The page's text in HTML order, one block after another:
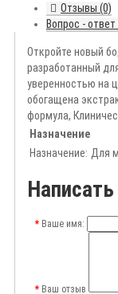
Отзывы (0)
Вопрос - ответ
Откройте новый
разработанный
уверенностью на
обогащена
формула,
Назначение
Назначение: Для
Ваше имя:
Ваш отзыв